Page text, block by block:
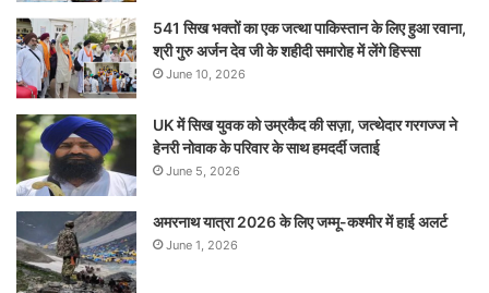
541 सिख भक्तों का एक जत्था पाकिस्तान के लिए हुआ रवाना,
श्री गुरु अर्जन देव जी के शहीदी समारोह में लेंगे हिस्सा
June 10, 2026
UK में सिख युवक को उम्रकैद की सज़ा, जत्थेदार गरगज्ज ने
हेनरी नोवाक के परिवार के साथ हमदर्दी जताई
June 5, 2026
अमरनाथ यात्रा 2026 के लिए जम्मू-कश्मीर में हाई अलर्ट
June 1, 2026